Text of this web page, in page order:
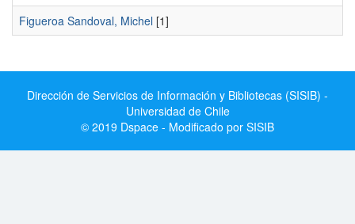
Figueroa Sandoval, Michel [1]
Dirección de Servicios de Información y Bibliotecas (SISIB) -
Universidad de Chile
© 2019 Dspace - Modificado por SISIB